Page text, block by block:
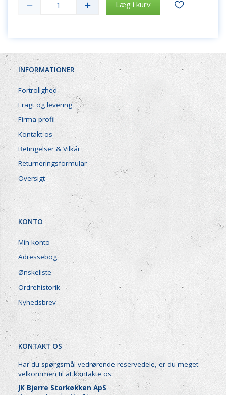
Læg i kurv
INFORMATIONER
Fortrolighed
Fragt og levering
Firma profil
Kontakt os
Betingelser & Vilkår
Returneringsformular
Oversigt
KONTO
Min konto
Adressebog
Ønskeliste
Ordrehistorik
Nyhedsbrev
KONTAKT OS
Har du spørgsmål vedrørende reservedele, er du meget
velkommen til at kontakte os:
JK Bjerre Storkøkken ApS